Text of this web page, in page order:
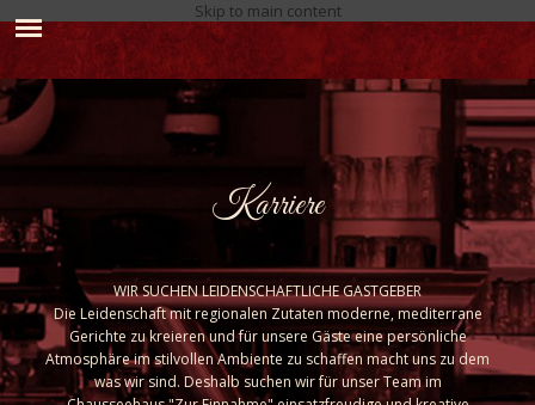
Skip to main content
Karriere
WIR SUCHEN LEIDENSCHAFTLICHE GASTGEBER
Die Leidenschaft mit regionalen Zutaten moderne, mediterrane
Gerichte zu kreieren und für unsere Gäste eine persönliche
Atmosphäre im stilvollen Ambiente zu schaffen macht uns zu dem
was wir sind. Deshalb suchen wir für unser Team im